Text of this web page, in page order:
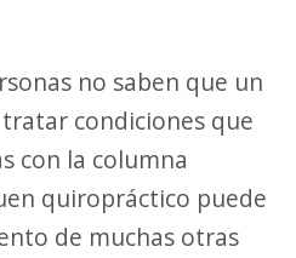
condiciones que
con la columna
quiropráctico puede
de muchas otras